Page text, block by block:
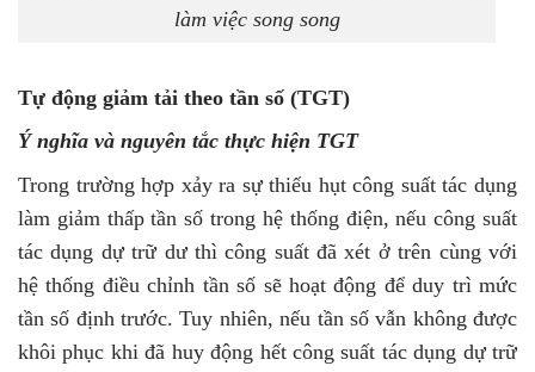
làm việc song song
Tự động giảm tải theo tần số (TGT)
Ý nghĩa và nguyên tắc thực hiện TGT
Trong trường hợp xảy ra sự thiếu hụt công suất tác dụng
làm giảm thấp tần số trong hệ thống điện, nếu công suất
tác dụng dự trữ dư thì công suất đã xét ở trên cùng với
hệ thống điều chỉnh tần số sẽ hoạt động để duy trì mức
tần số định trước. Tuy nhiên, nếu tần số vẫn không được
khôi phục khi đã huy động hết công suất tác dụng dự trữ